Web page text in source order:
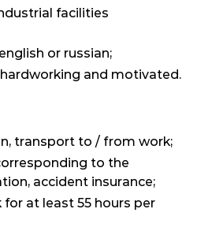
facilities
or russian;
and motivated.
transport to / from work;
to the
accident insurance;
at least 55 hours per